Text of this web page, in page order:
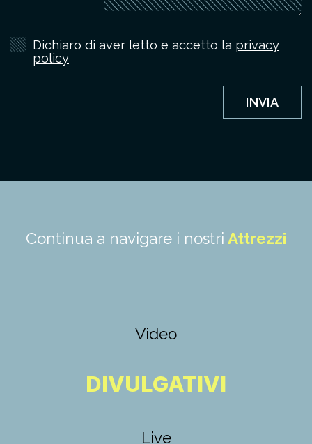
Dichiaro di aver letto e accetto la privacy
policy
Continua a navigare i nostri Attrezzi
Video
DIVULGATIVI
Live